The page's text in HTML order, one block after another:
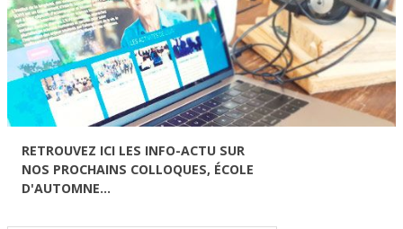
RETROUVEZ ICI LES INFO-ACTU SUR
NOS PROCHAINS COLLOQUES, ÉCOLE
D'AUTOMNE...